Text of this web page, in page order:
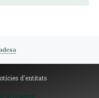
d'entitats
al projecte!